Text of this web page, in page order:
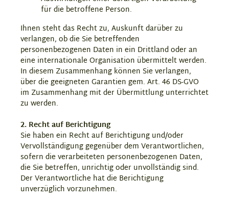
für die betroffene Person.
Ihnen steht das Recht zu, Auskunft darüber zu
verlangen, ob die Sie betreffenden
personenbezogenen Daten in ein Drittland oder an
eine internationale Organisation übermittelt werden.
In diesem Zusammenhang können Sie verlangen,
über die geeigneten Garantien gem. Art. 46 DS-GVO
im Zusammenhang mit der Übermittlung unterrichtet
zu werden.
2. Recht auf Berichtigung
Sie haben ein Recht auf Berichtigung und/oder
Vervollständigung gegenüber dem Verantwortlichen,
sofern die verarbeiteten personenbezogenen Daten,
die Sie betreffen, unrichtig oder unvollständig sind.
Der Verantwortliche hat die Berichtigung
unverzüglich vorzunehmen.